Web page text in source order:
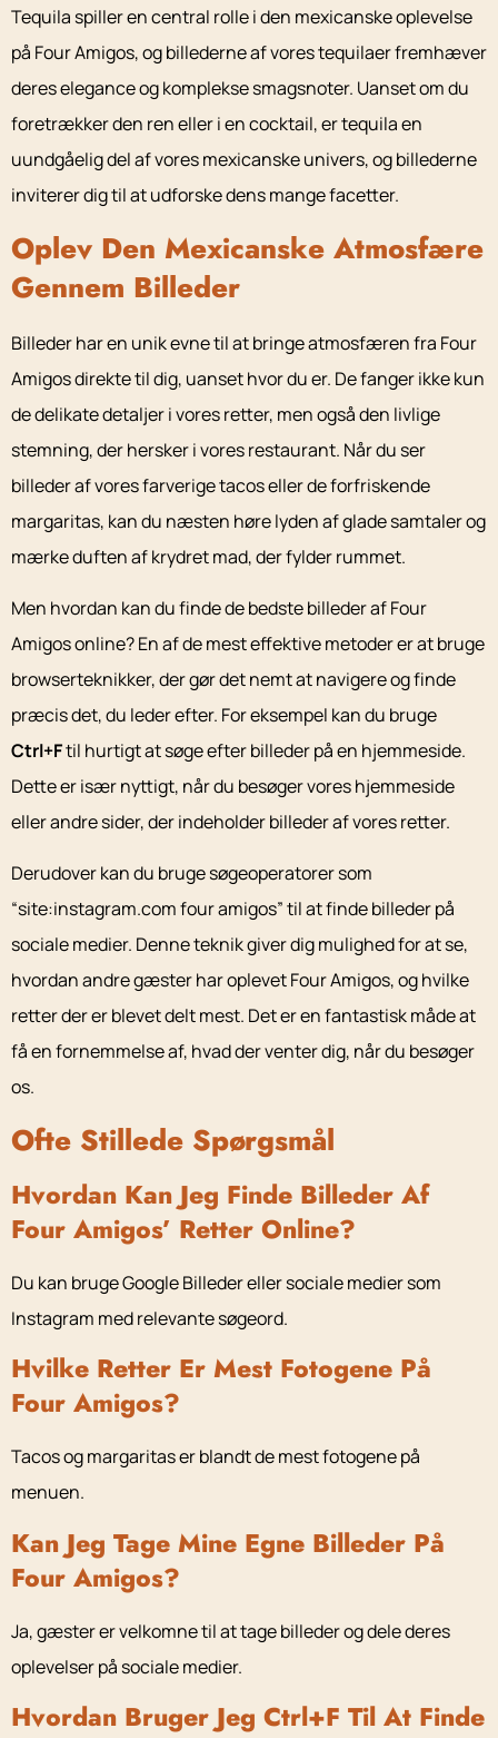
Tequila spiller en central rolle i den mexicanske oplevelse
på Four Amigos, og billederne af vores tequilaer fremhæver
deres elegance og komplekse smagsnoter. Uanset om du
foretrækker den ren eller i en cocktail, er tequila en
uundgåelig del af vores mexicanske univers, og billederne
inviterer dig til at udforske dens mange facetter.
Oplev Den Mexicanske Atmosfære
Gennem Billeder
Billeder har en unik evne til at bringe atmosfæren fra Four
Amigos direkte til dig, uanset hvor du er. De fanger ikke kun
de delikate detaljer i vores retter, men også den livlige
stemning, der hersker i vores restaurant. Når du ser
billeder af vores farverige tacos eller de forfriskende
margaritas, kan du næsten høre lyden af glade samtaler og
mærke duften af krydret mad, der fylder rummet.
Men hvordan kan du finde de bedste billeder af Four
Amigos online? En af de mest effektive metoder er at bruge
browserteknikker, der gør det nemt at navigere og finde
præcis det, du leder efter. For eksempel kan du bruge
Ctrl+Ftil hurtigt at søge efter billeder på en hjemmeside.
Dette er især nyttigt, når du besøger vores hjemmeside
eller andre sider, der indeholder billeder af vores retter.
Derudover kan du bruge søgeoperatorer som
“site:instagram.com four amigos” til at finde billeder på
sociale medier. Denne teknik giver dig mulighed for at se,
hvordan andre gæster har oplevet Four Amigos, og hvilke
retter der er blevet delt mest. Det er en fantastisk måde at
få en fornemmelse af, hvad der venter dig, når du besøger
os.
Ofte Stillede Spørgsmål
Hvordan Kan Jeg Finde Billeder Af
Four Amigos’ Retter Online?
Du kan bruge Google Billeder eller sociale medier som
Instagram med relevante søgeord.
Hvilke Retter Er Mest Fotogene På
Four Amigos?
Tacos og margaritas er blandt de mest fotogene på
menuen.
Kan Jeg Tage Mine Egne Billeder På
Four Amigos?
Ja, gæster er velkomne til at tage billeder og dele deres
oplevelser på sociale medier.
Hvordan Bruger Jeg Ctrl+F Til At Finde